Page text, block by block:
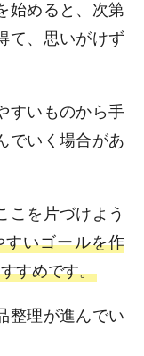
始めると、次第
て、思いがけず
すいものから手
でいく場合があ
こを片づけよう
いゴールを作
すめです。
整理が進んでい